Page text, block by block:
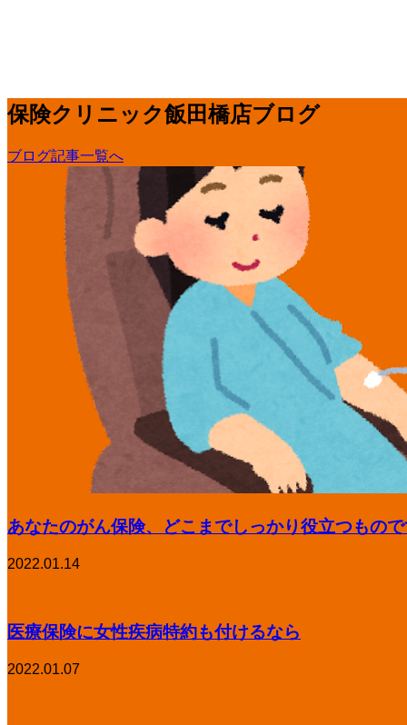
保険クリニック飯田橋店ブログ
ブログ記事一覧へ
あなたのがん保険、どこまでしっかり役立つもの
2022.01.14
医療保険に女性疾病特約も付けるなら
2022.01.07